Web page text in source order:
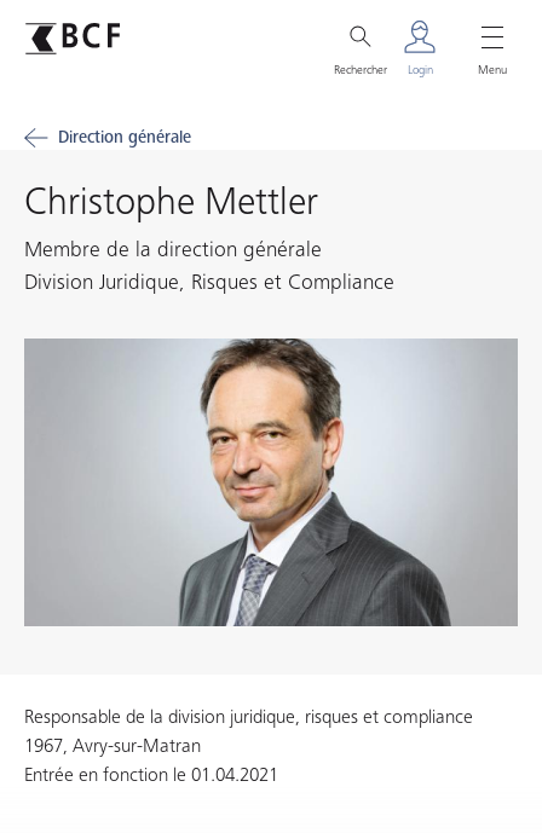
Rechercher Login Menu
Direction générale
Christophe Mettler
Membre de la direction générale
Division Juridique, Risques et Compliance
Responsable de la division juridique, risques et compliance
1967, Avry-sur-Matran
Entrée en fonction le 01.04.2021